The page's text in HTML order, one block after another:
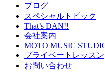
ブログ
スペシャルトピック
That’s DAN!!
会社案内
MOTO MUSIC
プライベートレッスン
お問い合わせ